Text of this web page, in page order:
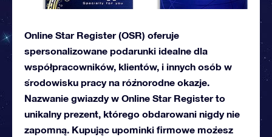
Online Star Register (OSR) oferuje
spersonalizowane podarunki idealne dla
współpracowników, klientów, i innych osób w
środowisku pracy na różnorodne okazje.
Nazwanie gwiazdy w Online Star Register to
unikalny prezent, którego obdarowani nigdy nie
zapomną. Kupując upominki firmowe możesz